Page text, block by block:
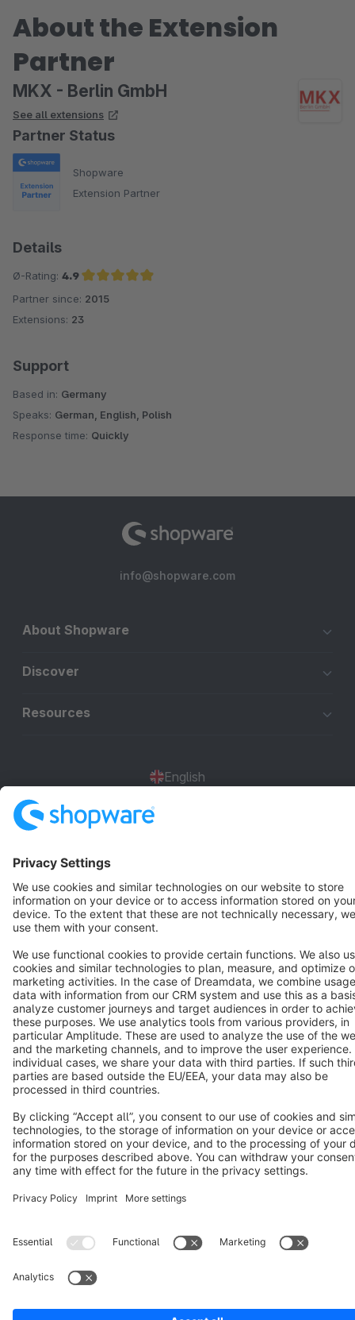
About the Extension
Partner
MKX - Berlin GmbH
See all extensions
Partner Status
Shopware
Extension Partner
Details
Ø-Rating: 4.9
Average rating of 4.9 out of 5 stars
Partner since: 2015
Extensions: 23
Support
Based in: Germany
Speaks: German, English, Polish
Response time: Quickly
info@shopware.com
About Shopware
Discover
Resources
English
Terms & Conditions Privacy Legal notice
Cookie settings
Copyright © shopware AG - All rights reserved
Notice: * All prices are quoted net of the statutory value-added tax